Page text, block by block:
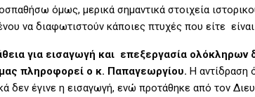
όμως, μερικά σημαντικά στοιχεία
να διαφωτιστούν κάποιες πτυχές που είτε
για εισαγωγή και επεξεργασία ολόκληρων
πληροφορεί ο κ. Παπαγεωργίου. Η αντίδραση
δεν έγινε η εισαγωγή, ενώ προτάθηκε από τον